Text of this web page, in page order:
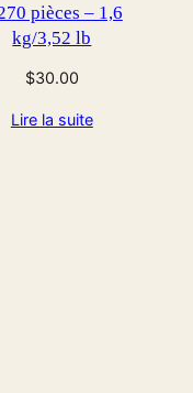
pièces – 1,6
kg/3,52 lb
$30.00
Lire la suite